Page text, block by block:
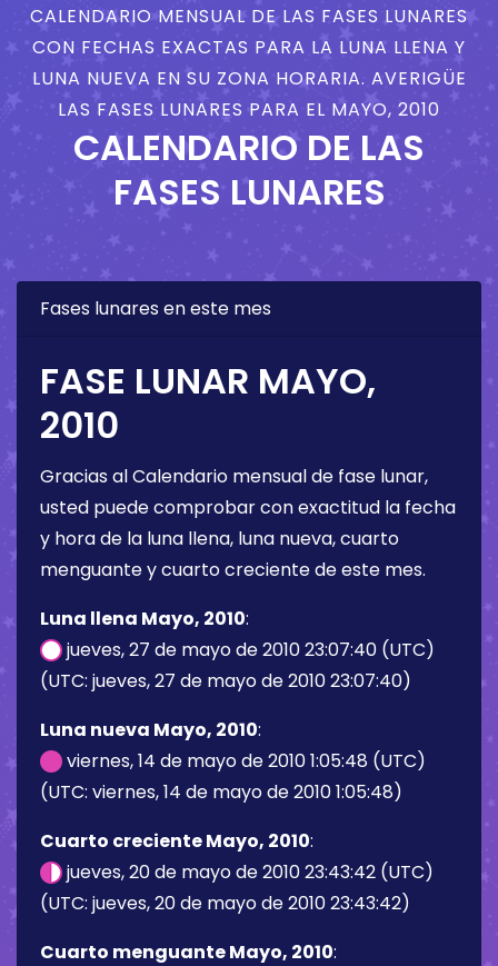
CALENDARIO MENSUAL DE LAS FASES LUNARES
CON FECHAS EXACTAS PARA LA LUNA LLENA Y
LUNA NUEVA EN SU ZONA HORARIA. AVERIGÜE
LAS FASES LUNARES PARA EL MAYO, 2010
CALENDARIO DE LAS
FASES LUNARES
Fases lunares en este mes
FASE LUNAR MAYO,
2010
Gracias al Calendario mensual de fase lunar,
usted puede comprobar con exactitud la fecha
y hora de la luna llena, luna nueva, cuarto
menguante y cuarto creciente de este mes.
Luna llena Mayo, 2010:
jueves, 27 de mayo de 2010 23:07:40 (UTC)
(UTC: jueves, 27 de mayo de 2010 23:07:40)
Luna nueva Mayo, 2010:
viernes, 14 de mayo de 2010 1:05:48 (UTC)
(UTC: viernes, 14 de mayo de 2010 1:05:48)
Cuarto creciente Mayo, 2010:
jueves, 20 de mayo de 2010 23:43:42 (UTC)
(UTC: jueves, 20 de mayo de 2010 23:43:42)
Cuarto menguante Mayo, 2010: